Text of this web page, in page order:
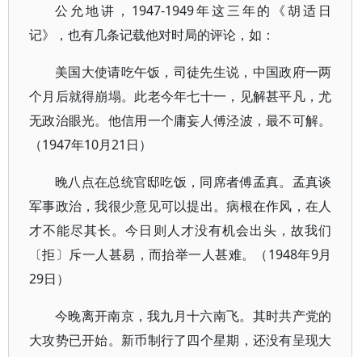
公允地讲，1947-1949年这三年的《胡适日
记》，也有几条记载他对时局的评论，如：
美国大使请吃午饭，司徒先生说，中国政府一两
个月后就得崩塌。此老今年七十一，见解甚平凡，尤
无政治眼光。他信用一个庸妄人傅泾波，最不可解。
（1947年10月21日）
晚八点在总统官邸吃饭，同席者傅孟真。孟真谈
军事政治，我很少意见可以提出。病根在作风，在人
才不能尽其长。今日则人才没有机会出头，故我们
〔拒〕斥一人甚易，而抬举一人甚难。（1948年9月
29日）
今晚离开南京，我九月十六南飞。其时共产党的
大攻势已开始。新币制行了四个星期，还没有呈现大